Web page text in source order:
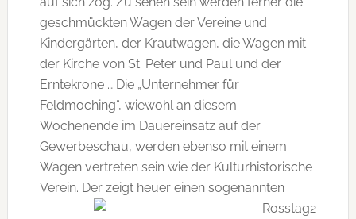
geschmückten Wagen der Vereine und
Kindergärten, der Krautwagen, die Wagen mit
der Kirche von St. Peter und Paul und der
Erntekrone … Die „Unternehmer für
Feldmoching“, wiewohl an diesem
Wochenende im Dauereinsatz auf der
Gewerbeschau, werden ebenso mit einem
Wagen vertreten sein wie der Kulturhistorische
Verein. Der zeigt heuer einen sogenannten